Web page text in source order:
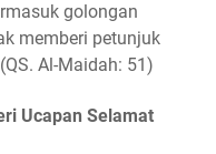
golongan
memberi petunjuk
Al-Maidah: 51)
Ucapan Selamat